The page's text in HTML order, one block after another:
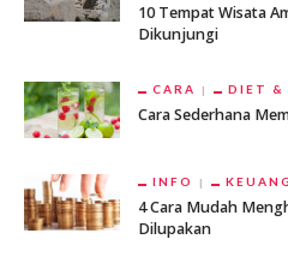
10 Tempat Wisata
Dikunjungi
CARA DIET &
Cara Sederhana
INFO
4 Cara Mudah
Dilupakan